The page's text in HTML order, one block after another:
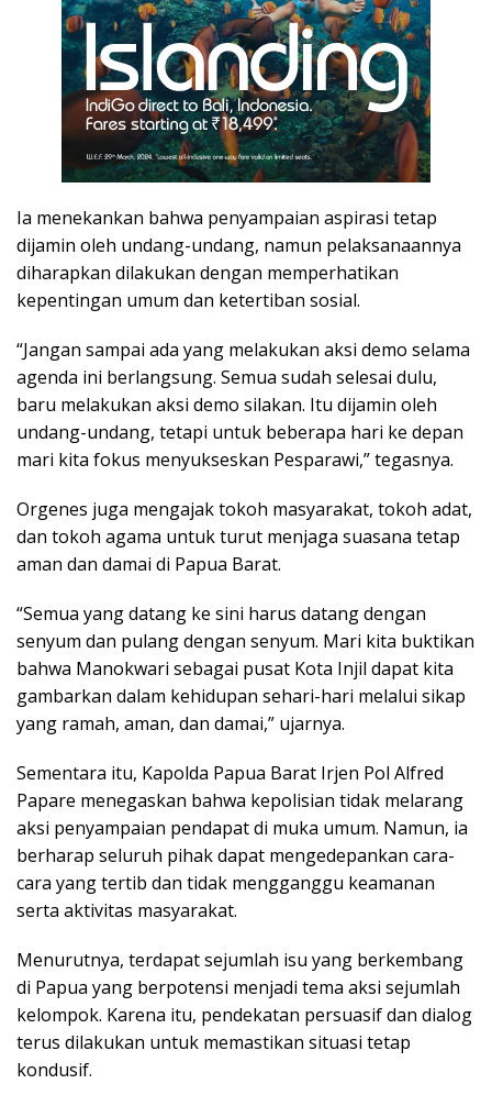
Ia menekankan bahwa penyampaian aspirasi tetap
dijamin oleh undang-undang, namun pelaksanaannya
diharapkan dilakukan dengan memperhatikan
kepentingan umum dan ketertiban sosial.
“Jangan sampai ada yang melakukan aksi demo selama
agenda ini berlangsung. Semua sudah selesai dulu,
baru melakukan aksi demo silakan. Itu dijamin oleh
undang-undang, tetapi untuk beberapa hari ke depan
mari kita fokus menyukseskan Pesparawi,” tegasnya.
Orgenes juga mengajak tokoh masyarakat, tokoh adat,
dan tokoh agama untuk turut menjaga suasana tetap
aman dan damai di Papua Barat.
“Semua yang datang ke sini harus datang dengan
senyum dan pulang dengan senyum. Mari kita buktikan
bahwa Manokwari sebagai pusat Kota Injil dapat kita
gambarkan dalam kehidupan sehari-hari melalui sikap
yang ramah, aman, dan damai,” ujarnya.
Sementara itu, Kapolda Papua Barat Irjen Pol Alfred
Papare menegaskan bahwa kepolisian tidak melarang
aksi penyampaian pendapat di muka umum. Namun, ia
berharap seluruh pihak dapat mengedepankan cara-
cara yang tertib dan tidak mengganggu keamanan
serta aktivitas masyarakat.
Menurutnya, terdapat sejumlah isu yang berkembang
di Papua yang berpotensi menjadi tema aksi sejumlah
kelompok. Karena itu, pendekatan persuasif dan dialog
terus dilakukan untuk memastikan situasi tetap
kondusif.